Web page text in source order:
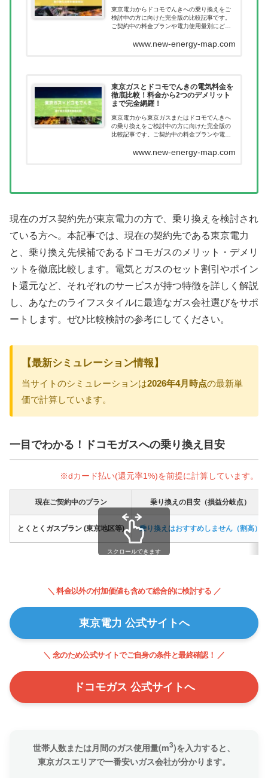
東京電力からドコモでんきへの乗り換えをご
検討中の方に向けた完全版の比較記事です。
ご契約中の料金プランや電力使用量別にどれ
ます。新電力へ乗り換えたあとに料金が高く
www.new-energy-map.com
東京ガスとドコモでんきの電気料金を
徹底比較！料金から2つのデメリット
まで完全網羅！
東京電力から東京ガスまたはドコモでんきへ
の乗り換えをご検討中の方に向けた完全版の
比較記事です。ご契約中の料金プランや電力
で確認いただけます。新電力へ乗り換えたあ
www.new-energy-map.com
現在のガス契約先が東京電力の方で、乗り換えを検討され
ている方へ。本記事では、現在の契約先である東京電力
と、乗り換え先候補であるドコモガスのメリット・デメリ
ットを徹底比較します。電気とガスのセット割引やポイン
ト還元など、それぞれのサービスが持つ特徴を詳しく解説
し、あなたのライフスタイルに最適なガス会社選びをサポ
ートします。ぜひ比較検討の参考にしてください。
【最新シミュレーション情報】
当サイトのシミュレーションは2026年4月時点の最新単
価で計算しています。
一目でわかる！ドコモガスへの乗り換え目安
※dカード払い(還元率1%)を前提に計算しています。
現在ご契約中のプラン 乗り換えの目安（損益分岐点）
とくとくガスプラン (東京地区等) 乗り換えはおすすめしません（割高）
スクロールできます
＼ 料金以外の付加価値も含めて総合的に検討する ／
東京電力 公式サイトへ
＼ 念のため公式サイトでご自身の条件と最終確認！ ／
ドコモガス 公式サイトへ
世帯人数または月間のガス使用量(m3)を入力すると、
東京ガスエリアで一番安いガス会社が分かります。